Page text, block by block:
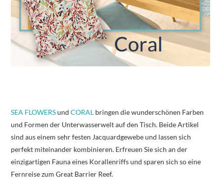
SEA FLOWERSundCORAL bringen die wunderschönen Farben
und Formen der Unterwasserwelt auf den Tisch. Beide Artikel
sind aus einem sehr festen Jacquardgewebe und lassen sich
perfekt miteinander kombinieren. Erfreuen Sie sich an der
einzigartigen Fauna eines Korallenriffs und sparen sich so eine
Fernreise zum Great Barrier Reef.